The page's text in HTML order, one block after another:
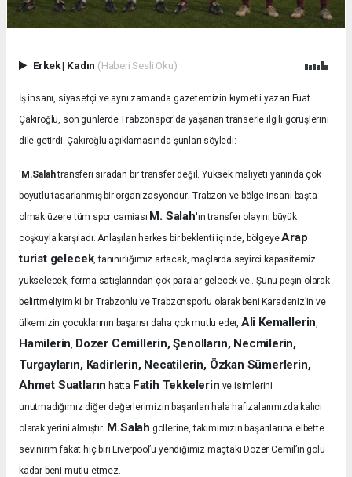
Erkek| Kadın (Haberi Sesli Oku)
İş insanı, siyasetçi ve aynı zamanda gazetemizin kıymetli yazarı Fuat
Çakıroğlu, son günlerde Trabzonspor'da yaşanan transerle ilgili görüşlerini
dile getirdi. Çakıroğlu açıklamasında şunları söyledi:
'M.Salahtransferi sıradan bir transfer değil. Yüksek maliyeti yanında çok
boyutlu tasarlanmış bir organizasyondur.Trabzon ve bölge insanı başta
olmak üzere tüm spor camiası M. Salah'ın transfer olayını büyük
coşkuyla karşıladı. Anlaşılan herkes bir beklenti içinde, bölgeyeArap
turist gelecek, tanınırlığımız artacak, maçlarda seyirci kapasitemiz
yükselecek, forma satışlarından çok paralar gelecek ve.. Şunu peşin olarak
belirtmeliyim ki bir Trabzonlu ve Trabzonsporlu olarak beni Karadeniz’in ve
ülkemizin çocuklarının başarısı daha çok mutlu eder, Ali Kemallerin
Hamilerin Dozer Cemillerin, Şenolların, Necmilerin,
Turgayların, Kadirlerin, Necatilerin, Özkan Sümerlerin,
Ahmet Suatların hatta Fatih Tekkelerin ve isimlerini
unutmadığımız diğer değerlerimizin başarıları hala hafızalarımızda kalıcı
olarak yerini almıştır. M.Salah gollerine, takımımızın başarılarına elbette
sevinirim fakat hiç biri Liverpool’u yendiğimiz maçtaki Dozer Cemil’in golü
kadar beni mutlu etmez.